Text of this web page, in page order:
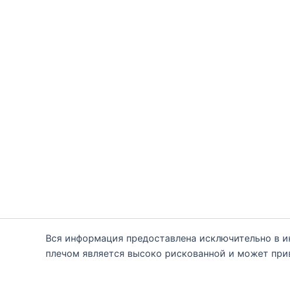
Вся информация предоставлена исключительно
плечом является высоко рискованной и может